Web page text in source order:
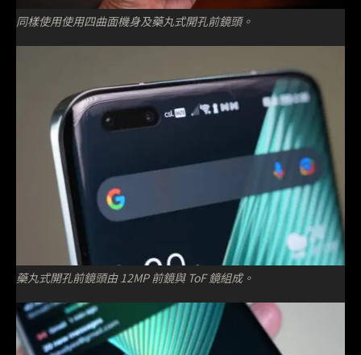
同樣使用使用四曲面機身及藥丸式開孔前鏡頭。
藥丸式開孔前鏡頭由 12MP 前鏡與 ToF 鏡組成。